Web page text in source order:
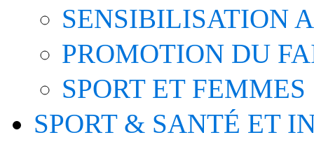
SENSIBILISATION
PROMOTION DU
SPORT ET FEMMES
SPORT & SANTÉ ET